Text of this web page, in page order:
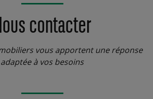
contacter
vous apportent une réponse
adaptée à vos besoins